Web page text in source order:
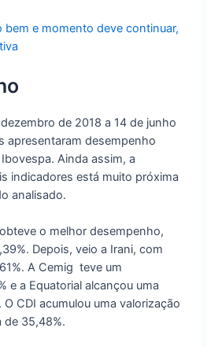
bem e momento deve continuar,
de 2018 a 14 de junho
apresentaram desempenho
Ainda assim, a
indicadores está muito próxima
analisado.
o melhor desempenho,
Depois, veio a Irani, com
A Cemig teve um
e a Equatorial alcançou uma
CDI acumulou uma valorização
de 35,48%.